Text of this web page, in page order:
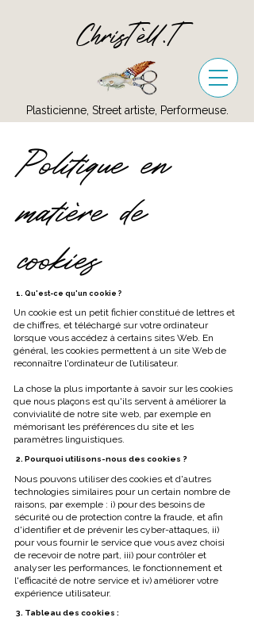
ChrisTèll.T
Plasticienne, Street artiste, Performeuse.
Politique en
matière de
cookies
1. Qu'est-ce qu'un cookie ?
Un cookie est un petit fichier constitué de lettres et
de chiffres, et téléchargé sur votre ordinateur
lorsque vous accédez à certains sites Web. En
général, les cookies permettent à un site Web de
reconnaître l'ordinateur de l’utilisateur.
La chose la plus importante à savoir sur les cookies
que nous plaçons est qu'ils servent à améliorer la
convivialité de notre site web, par exemple en
mémorisant les préférences du site et les
paramètres linguistiques.
2. Pourquoi utilisons-nous des cookies ?
Nous pouvons utiliser des cookies et d'autres
technologies similaires pour un certain nombre de
raisons, par exemple : i) pour des besoins de
sécurité ou de protection contre la fraude, et afin
d'identifier et de prévenir les cyber-attaques, ii)
pour vous fournir le service que vous avez choisi
de recevoir de notre part, iii) pour contrôler et
analyser les performances, le fonctionnement et
l'efficacité de notre service et iv) améliorer votre
expérience utilisateur.
3. Tableau des cookies :